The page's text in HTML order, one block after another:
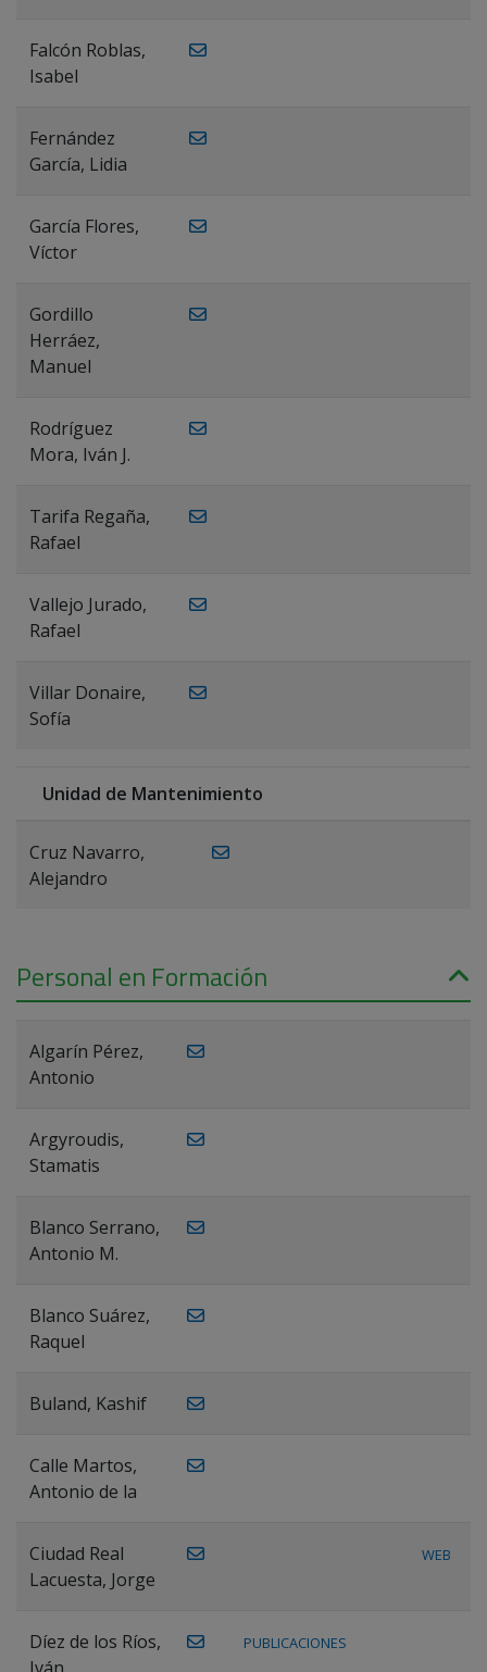
Falcón Roblas,
Isabel
Fernández
García, Lidia
García Flores,
Víctor
Gordillo
Herráez,
Manuel
Rodríguez
Mora, Iván J.
Tarifa Regaña,
Rafael
Vallejo Jurado,
Rafael
Villar Donaire,
Sofía
Unidad de Mantenimiento
Cruz Navarro,
Alejandro
Personal en Formación
Algarín Pérez,
Antonio
Argyroudis,
Stamatis
Blanco Serrano,
Antonio M.
Blanco Suárez,
Raquel
Buland, Kashif
Calle Martos,
Antonio de la
Ciudad Real
Lacuesta, Jorge
WEB
Díez de los Ríos,
PUBLICACIONES